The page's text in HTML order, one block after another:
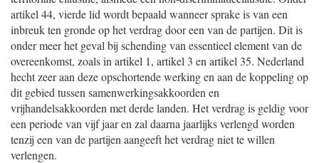
artikel 44, vierde lid wordt bepaald wanneer sprake is van een
inbreuk ten gronde op het verdrag door een van de partijen. Dit is
onder meer het geval bij schending van essentieel element van de
overeenkomst, zoals in artikel 1, artikel 3 en artikel 35. Nederland
hecht zeer aan deze opschortende werking en aan de koppeling op
dit gebied tussen samenwerkingsakkoorden en
vrijhandelsakkoorden met derde landen. Het verdrag is geldig voor
een periode van vijf jaar en zal daarna jaarlijks verlengd worden
tenzij een van de partijen aangeeft het verdrag niet te willen
verlengen.